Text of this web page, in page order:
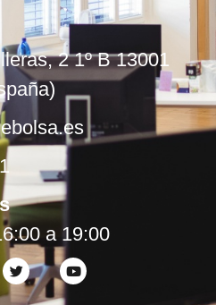
2 1º B 13001
a 19:00